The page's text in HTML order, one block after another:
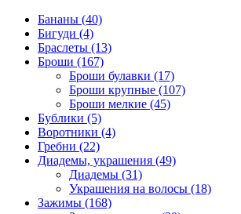
Бананы (40)
Бигуди (4)
Браслеты (13)
Броши (167)
Броши булавки (17)
Броши крупные (107)
Броши мелкие (45)
Бублики (5)
Воротники (4)
Гребни (22)
Диадемы, украшения (49)
Диадемы (31)
Украшения на волосы (18)
Зажимы (168)